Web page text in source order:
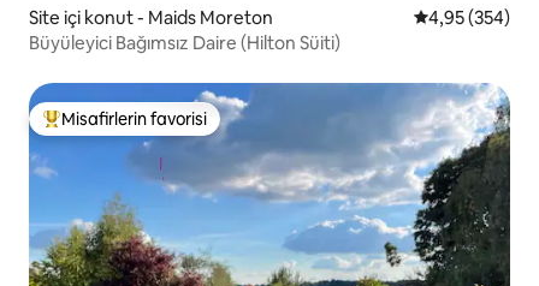
Site içi konut - Maids Moreton 5 üzerinden
4,95 (354)
Büyüleyici Bağımsız Daire (Hilton Süiti)
Misafirlerin favorilerinden en beğenilenler arasında
Misafirlerin favorisi